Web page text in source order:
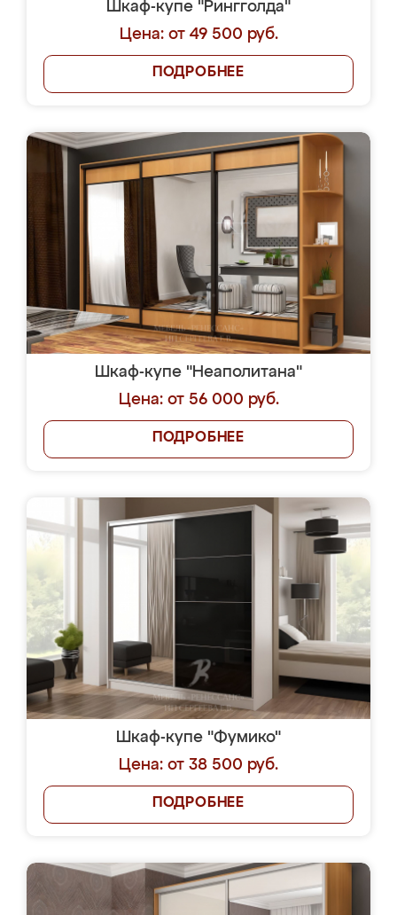
Шкаф-купе "Рингголда"
Цена: от 49 500 руб.
ПОДРОБНЕЕ
Шкаф-купе "Неаполитана"
Цена: от 56 000 руб.
ПОДРОБНЕЕ
Шкаф-купе "Фумико"
Цена: от 38 500 руб.
ПОДРОБНЕЕ